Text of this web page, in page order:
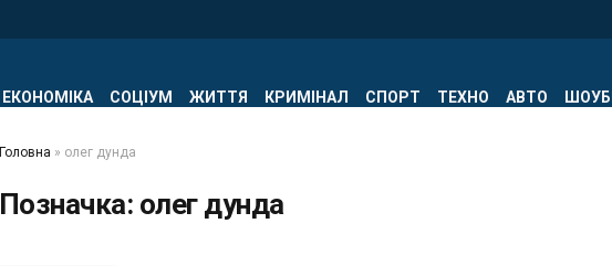
ЕКОНОМІКА СОЦІУМ ЖИТТЯ КРИМІНАЛ СПОРТ ТЕХНО АВТО
Головна » олег дунда
Позначка: олег дунда